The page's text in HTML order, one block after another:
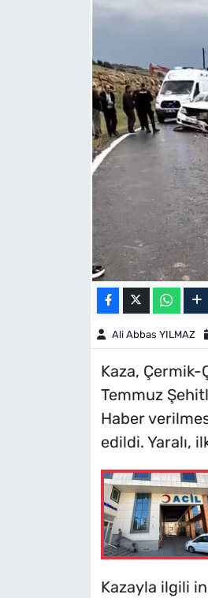
Ali Abbas YILMAZ
Kaza,
Temmuz
Haber
edildi. Yaralı,
Kazayla ilgili